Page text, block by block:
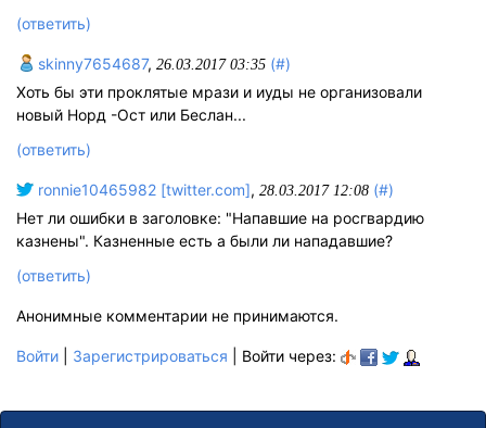
(ответить)
skinny7654687, 26.03.2017 03:35 (#)
Хоть бы эти проклятые мрази и иуды не организовали
новый Норд -Ост или Беслан...
(ответить)
ronnie10465982 [twitter.com], 28.03.2017 12:08 (#)
Нет ли ошибки в заголовке: "Напавшие на росгвардию
казнены". Казненные есть а были ли нападавшие?
(ответить)
Анонимные комментарии не принимаются.
Войти Зарегистрироваться | Войти через: